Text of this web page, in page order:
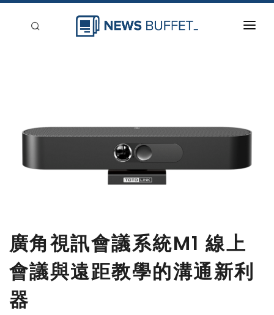
刊登
廣角視訊會議系統M1 線上
會議與遠距教學的溝通新利
器